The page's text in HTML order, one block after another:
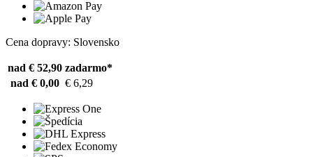
Cena dopravy: Slovensko
nad € 52,90 zadarmo*
nad € 0,00 € 6,29